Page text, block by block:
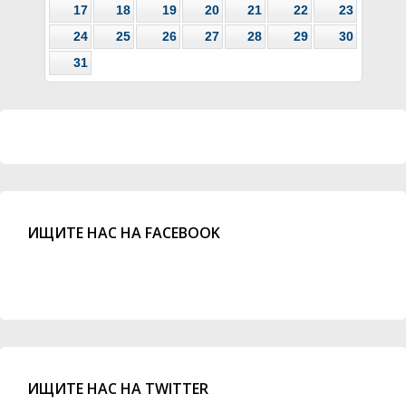
17
18 19 20 21 22
23
24
25 26 27 28 29
30
31
ИЩИТЕ НАС НА FACEBOOK
ИЩИТЕ НАС НА TWITTER